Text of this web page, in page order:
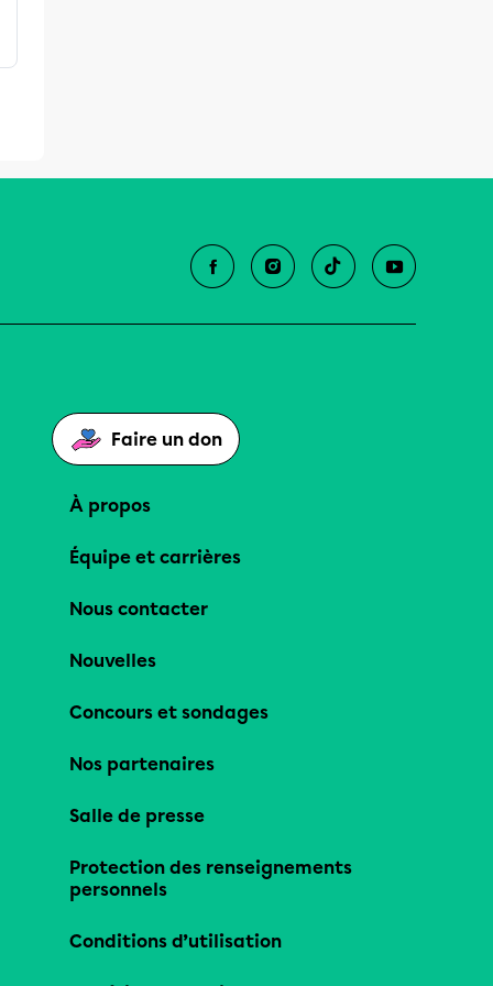
Faire un don
À propos
Équipe et carrières
Nous contacter
Nouvelles
Concours et sondages
Nos partenaires
Salle de presse
Protection des renseignements
personnels
Conditions d’utilisation